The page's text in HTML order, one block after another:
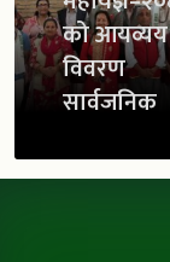
को आयव्यय
विवरण
सार्वजनिक